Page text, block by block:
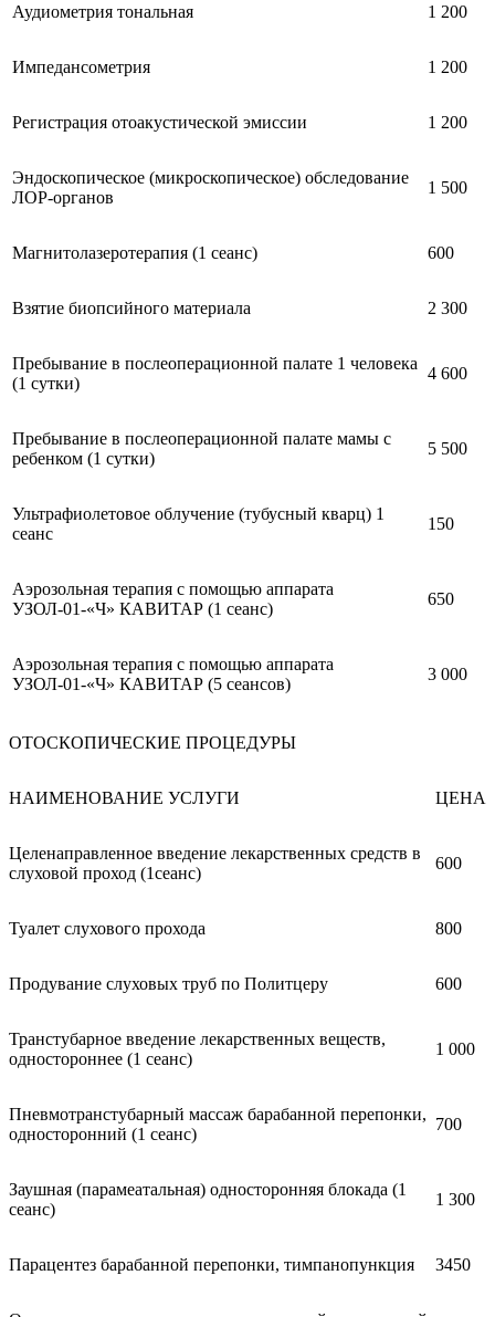
Аудиометрия тональная 1 200
Импедансометрия 1 200
Регистрация отоакустической эмиссии 1 200
Эндоскопическое (микроскопическое) обследование
ЛОР-органов
1 500
Магнитолазеротерапия (1 сеанс) 600
Взятие биопсийного материала 2 300
Пребывание в послеоперационной палате 1 человека
(1 сутки)
4 600
Пребывание в послеоперационной палате мамы с
ребенком (1 сутки)
5 500
Ультрафиолетовое облучение (тубусный кварц) 1
сеанс
150
Аэрозольная терапия с помощью аппарата
УЗОЛ-01-«Ч» КАВИТАР (1 сеанс)
650
Аэрозольная терапия с помощью аппарата
УЗОЛ-01-«Ч» КАВИТАР (5 сеансов)
3 000
ОТОСКОПИЧЕСКИЕ ПРОЦЕДУРЫ
НАИМЕНОВАНИЕ УСЛУГИ ЦЕНА
Целенаправленное введение лекарственных средств в
слуховой проход (1сеанс)
600
Туалет слухового прохода 800
Продувание слуховых труб по Политцеру 600
Транстубарное введение лекарственных веществ,
одностороннее (1 сеанс)
1 000
Пневмотранстубарный массаж барабанной перепонки,
односторонний (1 сеанс)
700
Заушная (парамеатальная) односторонняя блокада (1
сеанс)
1 300
Парацентез барабанной перепонки, тимпанопункция 3450